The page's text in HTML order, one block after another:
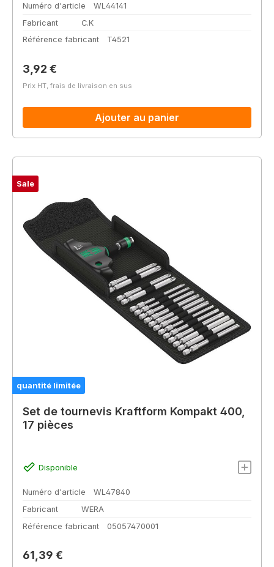
Numéro d'article
WL44141
Fabricant
C.K
Référence fabricant
T4521
Prix régulier :
3,92 €
Prix HT, frais de livraison en sus
Ajouter au panier
Sale
quantité limitée
Set de tournevis Kraftform Kompakt 400,
17 pièces
Disponible
Numéro d'article
WL47840
Fabricant
WERA
Référence fabricant
05057470001
Prix régulier :
61,39 €